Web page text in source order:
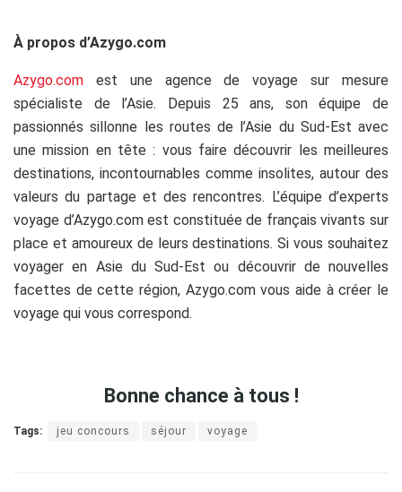
À propos d’Azygo.com
Azygo.com est une agence de voyage sur mesure
spécialiste de l’Asie. Depuis 25 ans, son équipe de
passionnés sillonne les routes de l’Asie du Sud-Est avec
une mission en tête : vous faire découvrir les meilleures
destinations, incontournables comme insolites, autour des
valeurs du partage et des rencontres. L’équipe d’experts
voyage d’Azygo.com est constituée de français vivants sur
place et amoureux de leurs destinations. Si vous souhaitez
voyager en Asie du Sud-Est ou découvrir de nouvelles
facettes de cette région, Azygo.com vous aide à créer le
voyage qui vous correspond.
Bonne chance à tous !
Tags: jeu concours séjour voyage